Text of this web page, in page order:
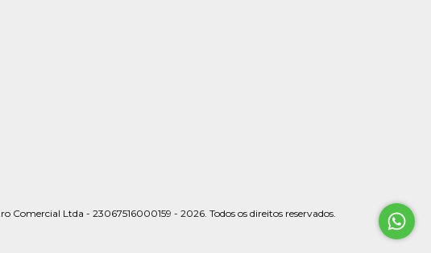
Comercial Ltda - 23067516000159 - 2026. Todos os direitos reservados.